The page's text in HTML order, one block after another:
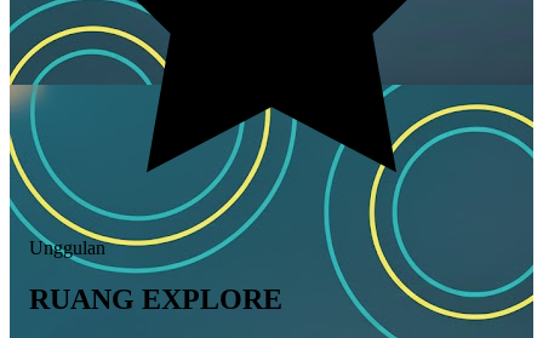
Unggulan
RUANG EXPLORE